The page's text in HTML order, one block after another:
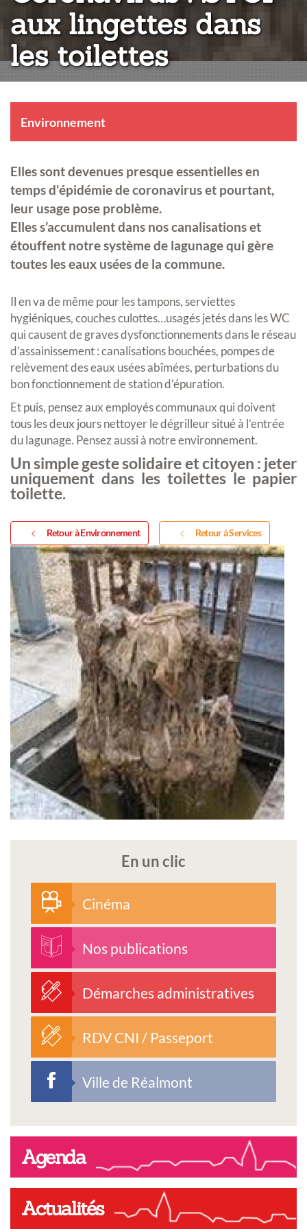
aux lingettes dans
les toilettes
Environnement
Elles sont devenues presque essentielles en
temps d'épidémie de coronavirus et pourtant,
leur usage pose problème.
Elles s’accumulent dans nos canalisations et
étouffent notre système de lagunage qui gère
toutes les eaux usées de la commune.
Il en va de même pour les tampons, serviettes
hygiéniques, couches culottes…usagés jetés dans les WC
qui causent de graves dysfonctionnements dans le réseau
d’assainissement : canalisations bouchées, pompes de
relèvement des eaux usées abîmées, perturbations du
bon fonctionnement de station d’épuration.
Et puis, pensez aux employés communaux qui doivent
tous les deux jours nettoyer le dégrilleur situé à l’entrée
du lagunage. Pensez aussi à notre environnement.
Un simple geste solidaire et citoyen : jeter
uniquement dans les toilettes le papier
toilette.
Retour à Environnement Retour à Services
En un clic
Cinéma
Nos publications
Démarches administratives
RDV CNI / Passeport
Ville de Réalmont
Agenda
Actualités